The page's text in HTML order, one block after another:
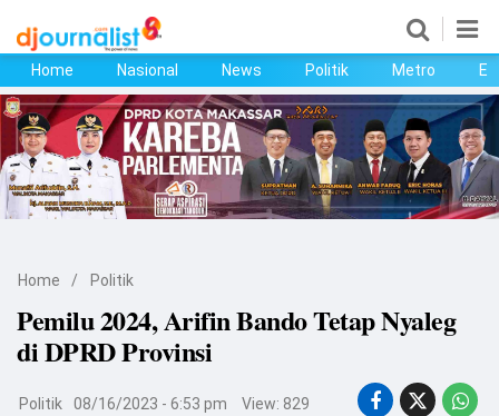
Home
Nasional
News
Ekonomi
Bisnis
Home Nasional News Politik Metro
Home / Politik
Pemilu 2024, Arifin Bando Tetap Nyaleg
di DPRD Provinsi
Politik 08/16/2023 - 6:53 pm
View: 829